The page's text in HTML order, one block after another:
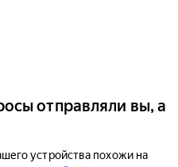
отправляли вы, а
устройства похожи на